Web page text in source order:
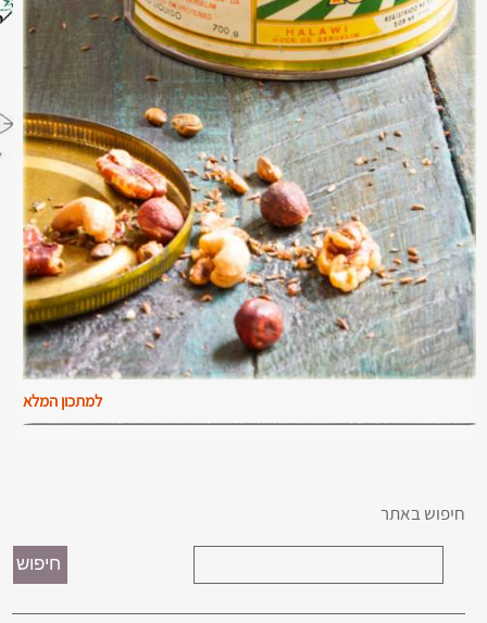
למתכון המלא
חיפוש באתר